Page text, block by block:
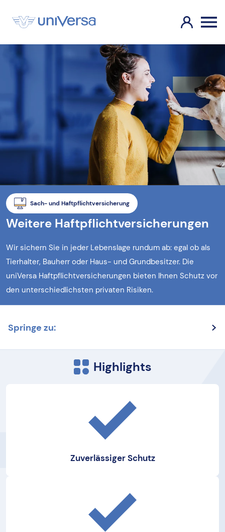
Sach- und Haftpflichtversicherung
Weitere Haftpflichtversicherungen
Wir sichern Sie in jeder Lebenslage rundum ab: egal ob als
Tierhalter, Bauherr oder Haus- und Grundbesitzer. Die
uniVersa Haftpflichtversicherungen bieten Ihnen Schutz vor
den unterschiedlichsten privaten Risiken.
Springe zu:
Highlights
Zuverlässiger Schutz